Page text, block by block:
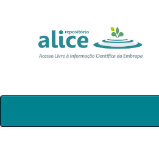
Skip